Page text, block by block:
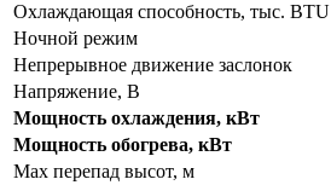
Охлаждающая способность, тыс. BTU
Ночной режим
Непрерывное движение заслонок
Напряжение, В
Мощность охлаждения, кВт
Мощность обогрева, кВт
Max перепад высот, м